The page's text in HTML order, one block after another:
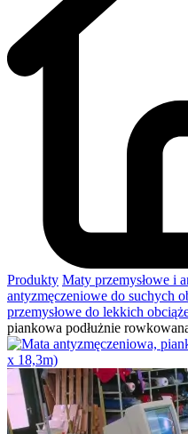
Produkty Maty przemysłowe i
antyzmęczeniowe do suchych
przemysłowe do lekkich
piankowa podłużnie